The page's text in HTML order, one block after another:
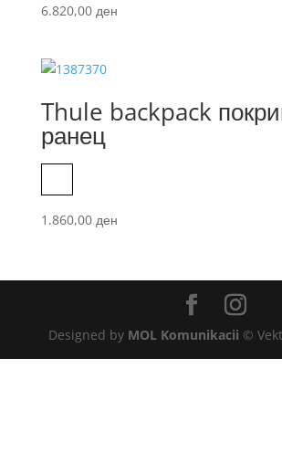
6.820,00 ден
Thule backpack
ранец
1.860,00 ден
Designed by MOL Komunikacii ©